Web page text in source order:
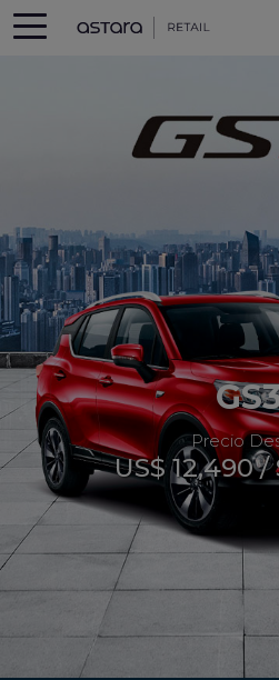
Precio
US$ 12,490 /